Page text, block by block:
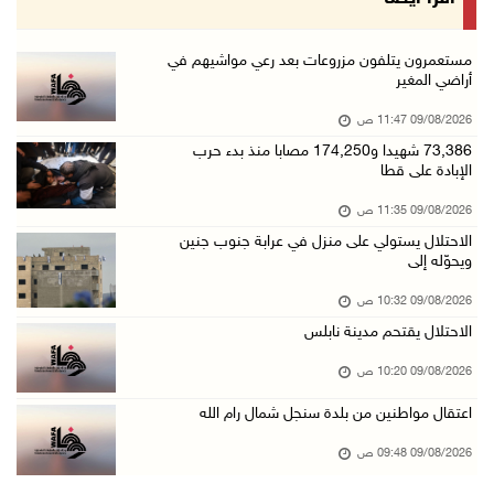
إجلاء آلاف السكان مع اتساع حرائق الغابات غرب ...
جيش الاحتلال يواصل نسف المنازل واستهداف خيام ...
09/آب/2026 09:29 ص
الملتقى الثاني لـ"شعراء من أجل فلسطين" في الأ ...
09/آب/2026 09:13 ص
مستعمرون إرهابيون يحرقون مسكنا بمسافر يطا جنو ...
09/آب/2026 08:49 ص
أسعار العملات مقابل الشيقل
مستعمرون يتلفون مزروعات بعد رعي مواشيهم في
أراضي المغير
09/08/2026 11:47 ص
73,386 شهيدا و174,250 مصابا منذ بدء حرب
الإبادة على قطا
09/08/2026 11:35 ص
الاحتلال يستولي على منزل في عرابة جنوب جنين
ويحوّله إلى
09/08/2026 10:32 ص
الاحتلال يقتحم مدينة نابلس
09/08/2026 10:20 ص
اعتقال مواطنين من بلدة سنجل شمال رام الله
09/08/2026 09:48 ص